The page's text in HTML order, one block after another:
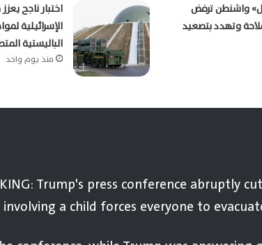
واشنطن ترفض
وتهدد بتصعيد
اختبار ناجح
الإسرائيلية
الباليستية
منذ يوم واحد
Trump's press conference abruptly
a child forces everyone to